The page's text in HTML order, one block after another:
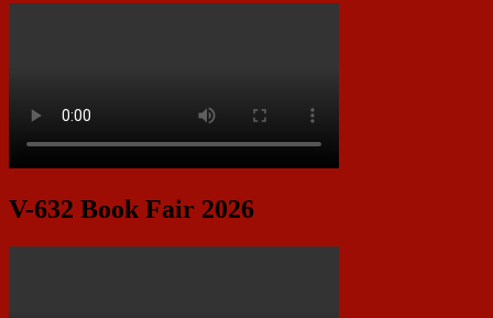
V-632 Book Fair 2026